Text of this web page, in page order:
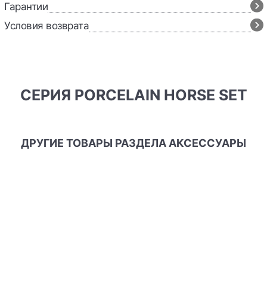
Гарантии
Условия возврата
СЕРИЯ PORCELAIN HORSE SET
ДРУГИЕ ТОВАРЫ РАЗДЕЛА АКСЕССУАРЫ